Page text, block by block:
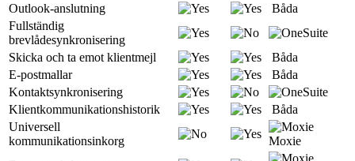
Outlook-anslutning
Båda
Fullständig
brevlådesynkronisering
Skicka och ta emot klientmejl
Båda
E-postmallar
Båda
Kontaktsynkronisering
Klientkommunikationshistorik
Båda
Universell
kommunikationsinkorg
Moxie